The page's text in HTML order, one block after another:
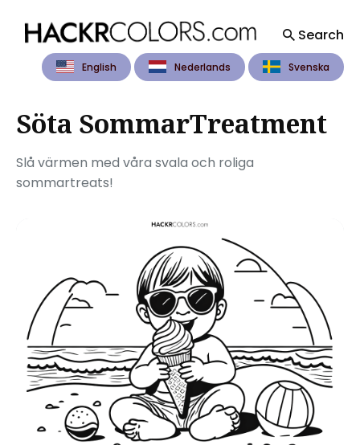
Search
English Nederlands Svenska
Search
Blog
Söta SommarTreatment
Slå värmen med våra svala och roliga
sommartreats!